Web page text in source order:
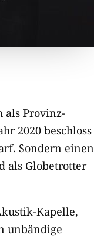
als Provinz-
2020 beschloss
Sondern einen
als Globetrotter
Kapelle,
unbändige